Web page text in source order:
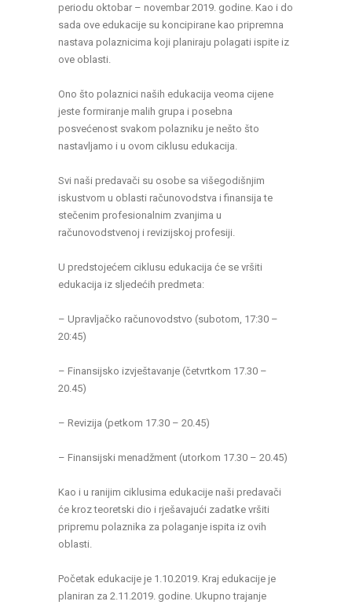
periodu oktobar – novembar 2019. godine. Kao i do
sada ove edukacije su koncipirane kao pripremna
nastava polaznicima koji planiraju polagati ispite iz
ove oblasti.
Ono što polaznici naših edukacija veoma cijene
jeste formiranje malih grupa i posebna
posvećenost svakom polazniku je nešto što
nastavljamo i u ovom ciklusu edukacija.
Svi naši predavači su osobe sa višegodišnjim
iskustvom u oblasti računovodstva i finansija te
stečenim profesionalnim zvanjima u
računovodstvenoj i revizijskoj profesiji.
U predstojećem ciklusu edukacija će se vršiti
edukacija iz sljedećih predmeta:
– Upravljačko računovodstvo (subotom, 17:30 –
20:45)
– Finansijsko izvještavanje (četvrtkom 17.30 –
20.45)
– Revizija (petkom 17.30 – 20.45)
– Finansijski menadžment (utorkom 17.30 – 20.45)
Kao i u ranijim ciklusima edukacije naši predavači
će kroz teoretski dio i rješavajući zadatke vršiti
pripremu polaznika za polaganje ispita iz ovih
oblasti.
Početak edukacije je 1.10.2019. Kraj edukacije je
planiran za 2.11.2019. godine. Ukupno trajanje